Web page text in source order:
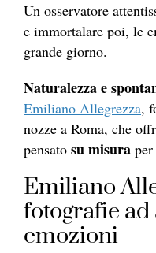
Un osservatore
e immortalare poi, le
grande giorno.
Naturalezza e
Emiliano Allegrezza,
nozze a Roma, che
pensato su misura
Emiliano
fotografie ad
emozioni